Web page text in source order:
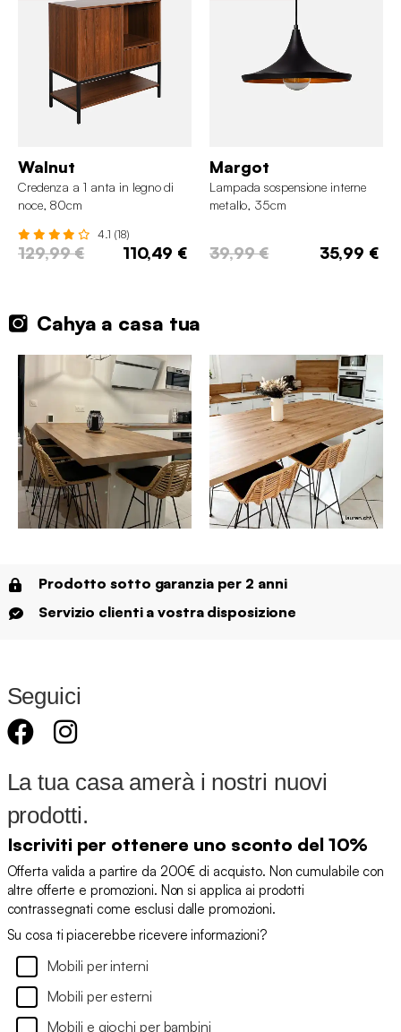
Walnut
Credenza a 1 anta in legno di
noce, 80cm
4.1 (18)
129,99 € 110,49 €
Margot
Lampada sospensione interne
metallo, 35cm
39,99 € 35,99 €
Cahya a casa tua
Prodotto sotto garanzia per 2 anni
Servizio clienti a vostra disposizione
Seguici
La tua casa amerà i nostri nuovi
prodotti.
Iscriviti per ottenere uno sconto del 10%
Offerta valida a partire da 200€ di acquisto. Non cumulabile con
altre offerte e promozioni. Non si applica ai prodotti
contrassegnati come esclusi dalle promozioni.
Su cosa ti piacerebbe ricevere informazioni?
Mobili per interni
Mobili per esterni
Mobili e giochi per bambini